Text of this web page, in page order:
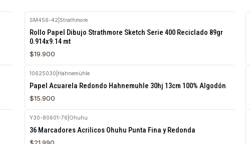
SM456-42 Strathmore
Rollo Papel Dibujo Strathmore Sketch Serie 400 Reciclado 89gr
0.914x9.14 mt
$19.900
10625030 Hahnemühle
Papel Acuarela Redondo Hahnemuhle 30hj 13cm 100% Algodón
$15.900
Y30-80601-76 Ohuhu
36 Marcadores Acrilicos Ohuhu Punta Fina y Redonda